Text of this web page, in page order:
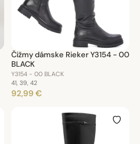
Čižmy dámske Rieker Y3154 - 00
BLACK
Y3154 - 00 BLACK
41, 39, 42
92,99 €